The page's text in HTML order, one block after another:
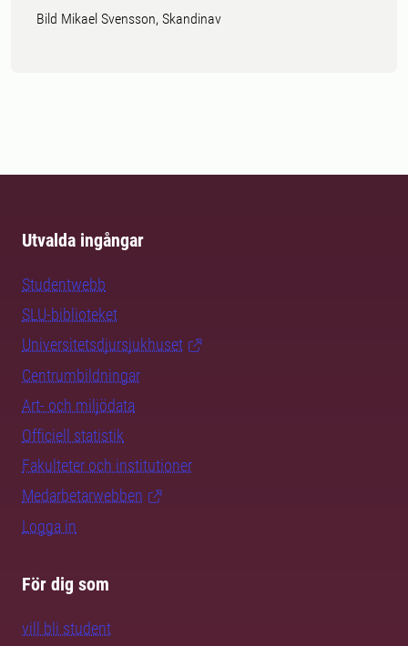
Bild Mikael Svensson, Skandinav
Utvalda ingångar
Studentwebb
SLU-biblioteket
Universitetsdjursjukhuset
Centrumbildningar
Art- och miljödata
Officiell statistik
Fakulteter och institutioner
Medarbetarwebben
Logga in
För dig som
vill bli student